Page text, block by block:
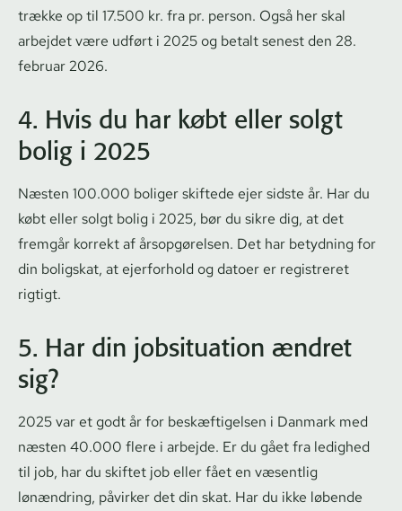
trække op til 17.500 kr. fra pr. person. Også her skal
arbejdet være udført i 2025 og betalt senest den 28.
februar 2026.
4. Hvis du har købt eller solgt
bolig i 2025
Næsten 100.000 boliger skiftede ejer sidste år. Har du
købt eller solgt bolig i 2025, bør du sikre dig, at det
fremgår korrekt af årsopgørelsen. Det har betydning for
din boligskat, at ejerforhold og datoer er registreret
rigtigt.
5. Har din jobsituation ændret
sig?
2025 var et godt år for beskæftigelsen i Danmark med
næsten 40.000 flere i arbejde. Er du gået fra ledighed
til job, har du skiftet job eller fået en væsentlig
lønændring, påvirker det din skat. Har du ikke løbende